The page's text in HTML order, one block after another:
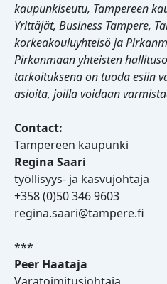
kaupunkiseutu, Tampereen
Yrittäjät, Business Tampere,
korkeakouluyhteisö ja
Pirkanmaan yhteisten
tarkoituksena on tuoda esiin
asioita, joilla voidaan
Contact:
Tampereen kaupunki
Regina Saari
työllisyys- ja kasvujohtaja
+358 (0)50 346 9603
regina.saari@tampere.fi
***
Peer Haataja